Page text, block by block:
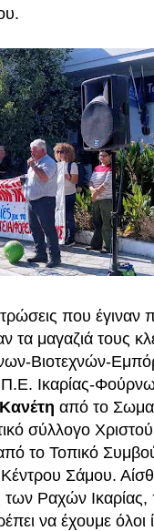
που έγιναν
μαγαζιά τους
Βιοτεχνών-
Ικαρίας-
από το
σύλλογο
το Τοπικό
Κέντρου Σάμου.
των Ραχών
να έχουμε όλοι